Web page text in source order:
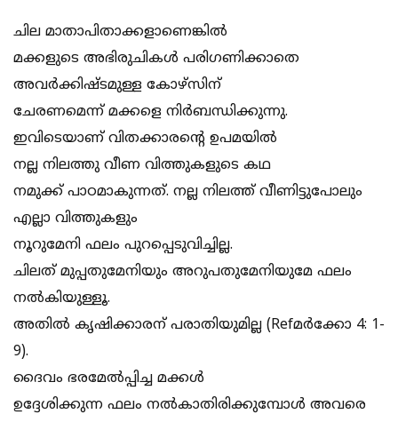
ചില മാതാപിതാക്കളാണെങ്കിൽ
മക്കളുടെ അഭിരുചികൾ പരിഗണിക്കാതെ
അവർക്കിഷ്ടമുള്ള കോഴ്‌സിന്
ചേരണമെന്ന് മക്കളെ നിർബന്ധിക്കുന്നു.
ഇവിടെയാണ് വിതക്കാരൻ്റെ ഉപമയിൽ
നല്ല നിലത്തു വീണ വിത്തുകളുടെ കഥ
നമുക്ക് പാഠമാകുന്നത്. നല്ല നിലത്ത് വീണിട്ടുപോലും
എല്ലാ വിത്തുകളും
നൂറുമേനി ഫലം പുറപ്പെടുവിച്ചില്ല.
ചിലത് മുപ്പതുമേനിയും അറുപതുമേനിയുമേ ഫലം
നൽകിയുള്ളൂ.
അതിൽ കൃഷിക്കാരന് പരാതിയുമില്ല (Refമർക്കോ 4: 1-
9).
ദൈവം ഭരമേൽപ്പിച്ച മക്കൾ
ഉദ്ദേശിക്കുന്ന ഫലം നൽകാതിരിക്കുമ്പോൾ അവരെ